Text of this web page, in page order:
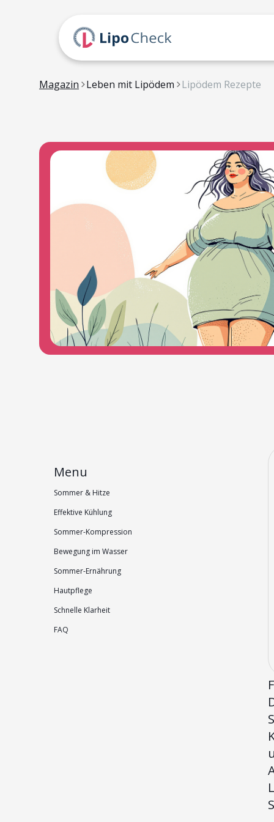
Magazin Leben mit Lipödem Lipödem Rezepte
Menu
Sommer & Hitze
Effektive Kühlung
Sommer-Kompression
Bewegung im Wasser
Sommer-Ernährung
Hautpflege
Schnelle Klarheit
FAQ